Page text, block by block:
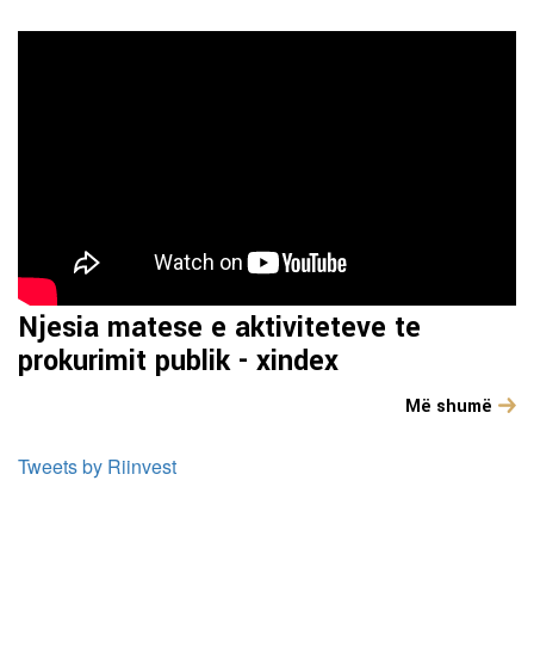
Njesia matese e aktiviteteve te
prokurimit publik - xindex
Më shumë
Tweets by Riinvest